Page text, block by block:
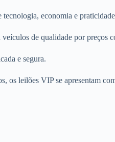
economia e
de qualidade por preços
e segura.
os leilões VIP se apresentam